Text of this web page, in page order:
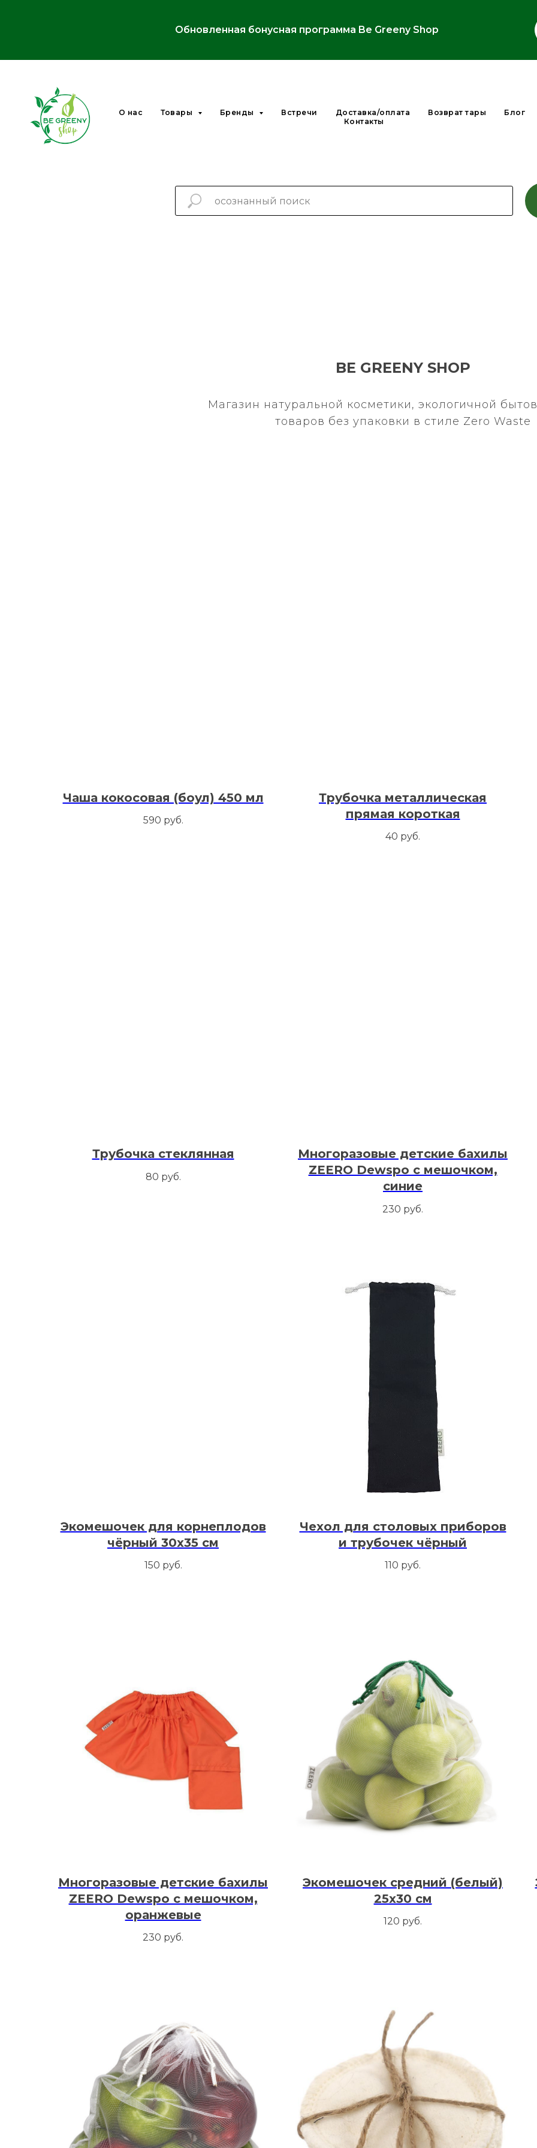
Обновленная бонусная программа Be Greeny Shop
О нас Товары Бренды Встречи Доставка/оплата Возврат тары Блог
Контакты
BE GREENY SHOP
Магазин натуральной косметики, экологичной
товаров без упаковки в стиле Zero Waste
Чаша кокосовая (боул) 450 мл
590 руб.
Трубочка металлическая
прямая короткая
40 руб.
Трубочка стеклянная
80 руб.
Многоразовые детские бахилы
ZEERO Dewspo с мешочком,
синие
230 руб.
Экомешочек для корнеплодов
чёрный 30х35 см
150 руб.
Чехол для столовых приборов
и трубочек чёрный
110 руб.
Многоразовые детские бахилы
ZEERO Dewspo с мешочком,
оранжевые
230 руб.
Экомешочек средний (белый)
25х30 см
120 руб.